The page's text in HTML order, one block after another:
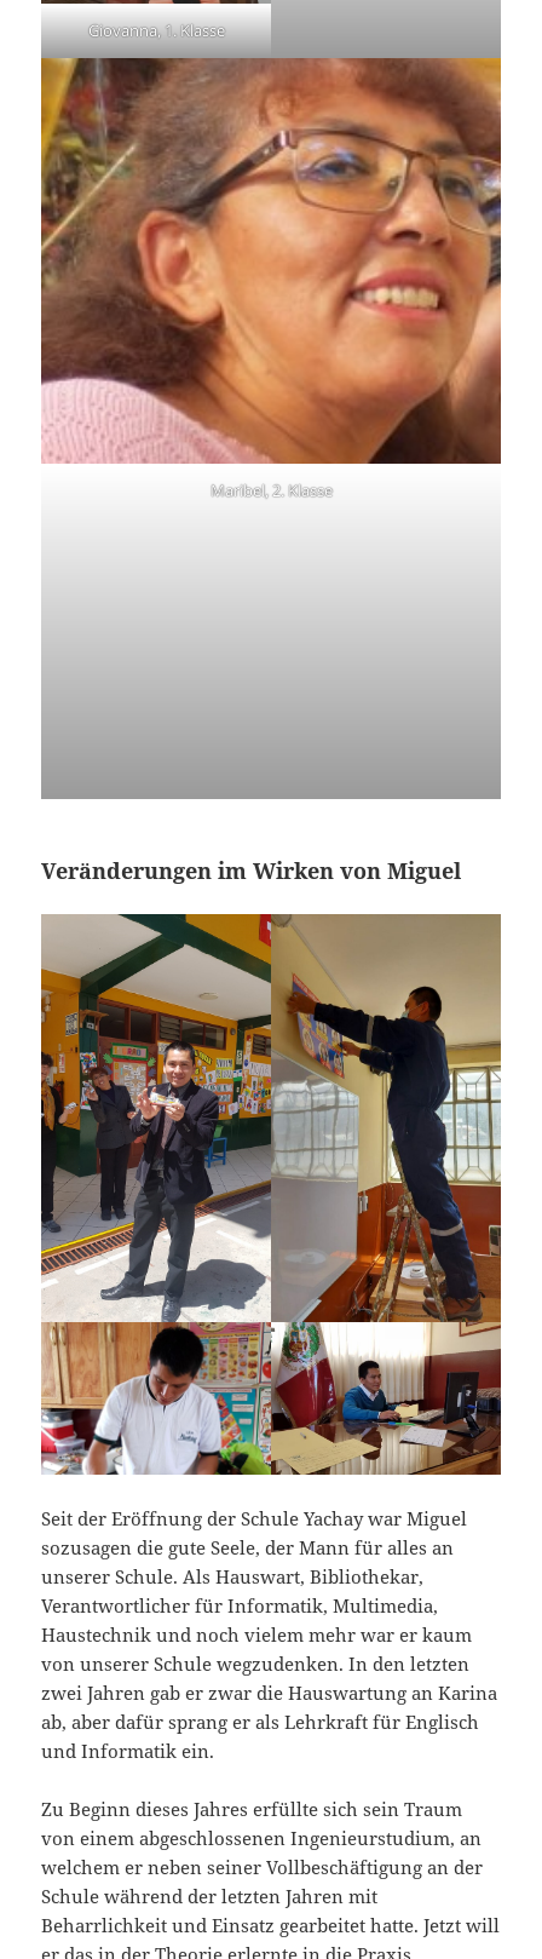
Giovanna, 1. Klasse
Maribel, 2. Klasse
Veränderungen im Wirken von Miguel
Seit der Eröffnung der Schule Yachay war Miguel
sozusagen die gute Seele, der Mann für alles an
unserer Schule. Als Hauswart, Bibliothekar,
Verantwortlicher für Informatik, Multimedia,
Haustechnik und noch vielem mehr war er kaum
von unserer Schule wegzudenken. In den letzten
zwei Jahren gab er zwar die Hauswartung an Karina
ab, aber dafür sprang er als Lehrkraft für Englisch
und Informatik ein.
Zu Beginn dieses Jahres erfüllte sich sein Traum
von einem abgeschlossenen Ingenieurstudium, an
welchem er neben seiner Vollbeschäftigung an der
Schule während der letzten Jahren mit
Beharrlichkeit und Einsatz gearbeitet hatte. Jetzt will